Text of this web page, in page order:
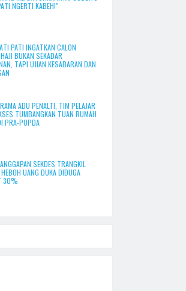
NGERTI KABEH!"
PATI INGATKAN CALON
BUKAN SEKADAR
TAPI UJIAN KESABARAN DAN
ADU PENALTI, TIM PELAJAR
TUMBANGKAN TUAN RUMAH
PRA-POPDA
SEKDES TRANGKIL
UANG DUKA DIDUGA
30%